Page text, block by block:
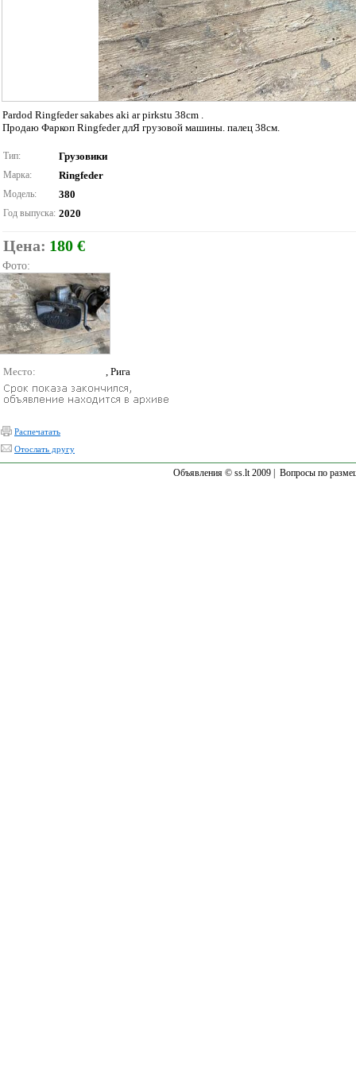
Pardod Ringfeder sakabes aki ar pirkstu 38cm .
Продаю Фаркоп Ringfeder длЯ грузовой машины. палец 38см.
Тип: Грузовики
Марка: Ringfeder
Модель: 380
Год выпуска: 2020
Цена: 180 €
Фото:
Место: , Рига
Распечатать
Отослать другу
Объявления © ss.lt 2009 | Вопросы по